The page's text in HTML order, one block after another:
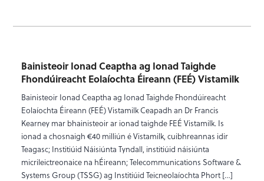
Bainisteoir Ionad Ceaptha ag Ionad Taighde
Fhondúireacht Eolaíochta Éireann (FEÉ) Vistamilk
Bainisteoir Ionad Ceaptha ag Ionad Taighde Fhondúireacht
Eolaíochta Éireann (FEÉ) Vistamilk Ceapadh an Dr Francis
Kearney mar bhainisteoir ar ionad taighde FEÉ Vistamilk. Is
ionad a chosnaigh €40 milliún é Vistamilk, cuibhreannas idir
Teagasc; Institiúid Náisiúnta Tyndall, institiúid náisiúnta
micrileictreonaice na hÉireann; Telecommunications Software &
Systems Group (TSSG) ag Institiúid Teicneolaíochta Phort […]